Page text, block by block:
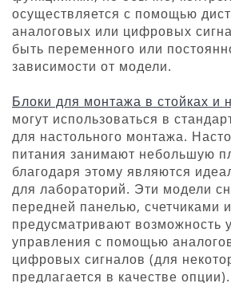
осуществляется с помощью
аналоговых или цифровых
быть переменного или
зависимости от модели.
Блоки для монтажа в стойках и
могут использоваться в
для настольного монтажа.
питания занимают небольшую
благодаря этому являются
для лабораторий. Эти модели
передней панелью, счетчиками
предусматривают возможность
управления с помощью
цифровых сигналов (для
предлагается в качестве